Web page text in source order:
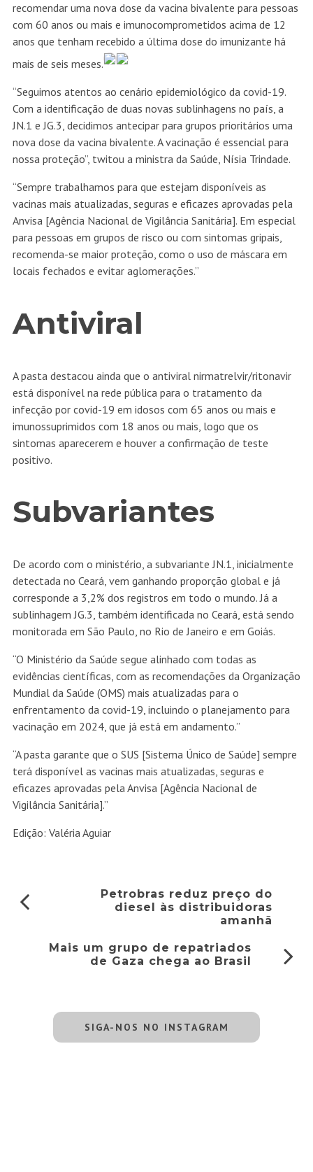
recomendar uma nova dose da vacina bivalente para pessoas
com 60 anos ou mais e imunocomprometidos acima de 12
anos que tenham recebido a última dose do imunizante há
mais de seis meses.
“Seguimos atentos ao cenário epidemiológico da covid-19.
Com a identificação de duas novas sublinhagens no país, a
JN.1 e JG.3, decidimos antecipar para grupos prioritários uma
nova dose da vacina bivalente. A vacinação é essencial para
nossa proteção”, twitou a ministra da Saúde, Nísia Trindade.
“Sempre trabalhamos para que estejam disponíveis as
vacinas mais atualizadas, seguras e eficazes aprovadas pela
Anvisa [Agência Nacional de Vigilância Sanitária]. Em especial
para pessoas em grupos de risco ou com sintomas gripais,
recomenda-se maior proteção, como o uso de máscara em
locais fechados e evitar aglomerações.”
Antiviral
A pasta destacou ainda que o antiviral nirmatrelvir/ritonavir
está disponível na rede pública para o tratamento da
infecção por covid-19 em idosos com 65 anos ou mais e
imunossuprimidos com 18 anos ou mais, logo que os
sintomas aparecerem e houver a confirmação de teste
positivo.
Subvariantes
De acordo com o ministério, a subvariante JN.1, inicialmente
detectada no Ceará, vem ganhando proporção global e já
corresponde a 3,2% dos registros em todo o mundo. Já a
sublinhagem JG.3, também identificada no Ceará, está sendo
monitorada em São Paulo, no Rio de Janeiro e em Goiás.
“O Ministério da Saúde segue alinhado com todas as
evidências científicas, com as recomendações da Organização
Mundial da Saúde (OMS) mais atualizadas para o
enfrentamento da covid-19, incluindo o planejamento para
vacinação em 2024, que já está em andamento.”
“A pasta garante que o SUS [Sistema Único de Saúde] sempre
terá disponível as vacinas mais atualizadas, seguras e
eficazes aprovadas pela Anvisa [Agência Nacional de
Vigilância Sanitária].”
Edição: Valéria Aguiar
Petrobras reduz preço do
diesel às distribuidoras
amanhã
Mais um grupo de repatriados
de Gaza chega ao Brasil
SIGA-NOS NO INSTAGRAM